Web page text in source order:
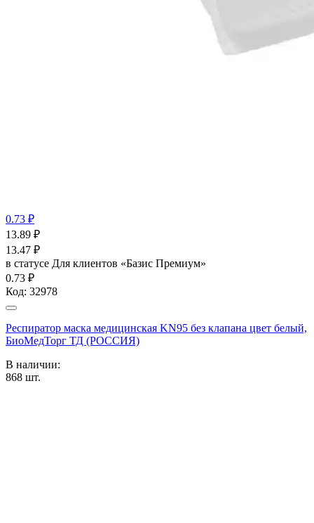
0.73 ₽
13.89 ₽
13.47 ₽
в статусе Для клиентов «Базис Премиум»
0.73 ₽
Код: 32978
Респиратор маска медицинская KN95 без клапана цвет белый,
БиоМедТорг ТД (РОССИЯ)
В наличии:
868 шт.